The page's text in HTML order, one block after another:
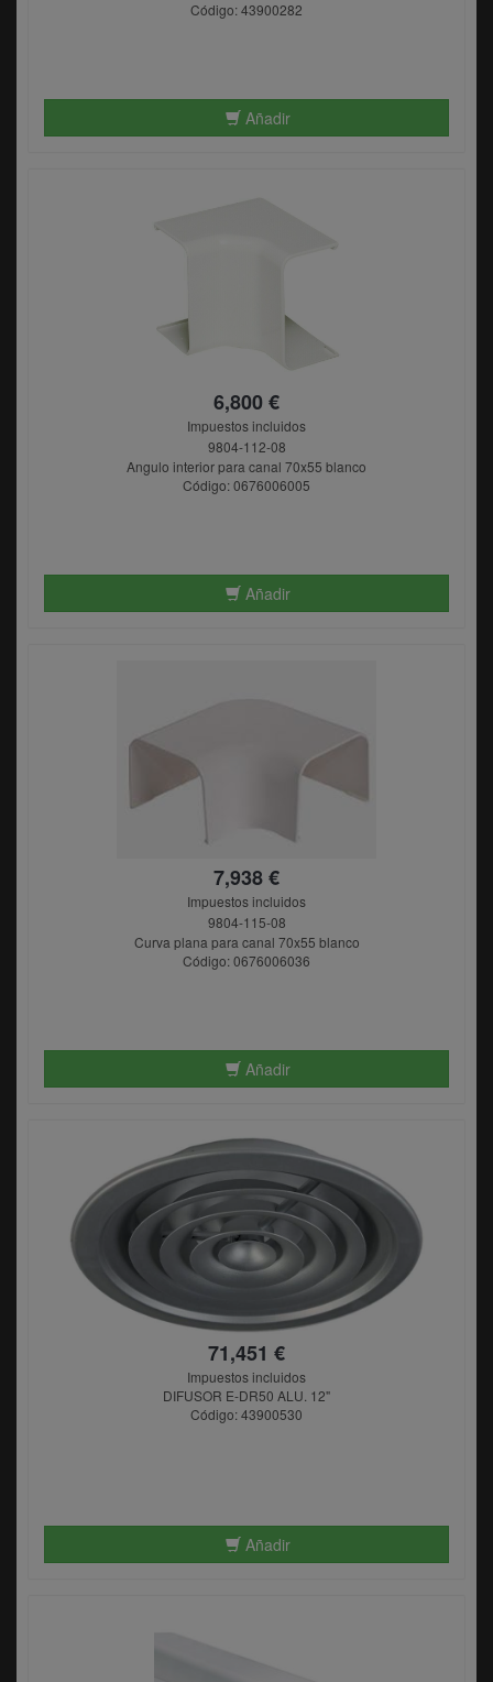
Código: 43900282
Añadir
6,800 €
Impuestos incluidos
9804-112-08
Angulo interior para canal 70x55 blanco
Código: 0676006005
Añadir
7,938 €
Impuestos incluidos
9804-115-08
Curva plana para canal 70x55 blanco
Código: 0676006036
Añadir
71,451 €
Impuestos incluidos
DIFUSOR E-DR50 ALU. 12"
Código: 43900530
Añadir